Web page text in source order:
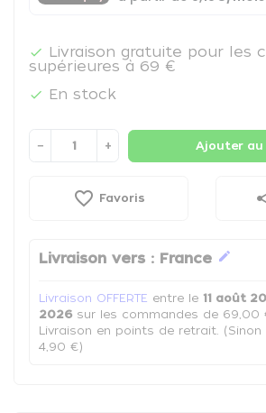

Livraison gratuite pour les
supérieures à 69 €
 En stock
− + Ajouter au
favorite_border Favoris
Livraison vers : France edit
Livraison OFFERTE entre le 11 août
2026 sur les commandes de 69,00
Livraison en points de retrait.
4,90 €)